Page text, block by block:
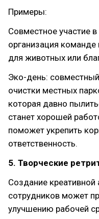
Примеры:
Совместное участие
организация
для животных или
Эко-день:
очистки местных
которая давно
станет хорошей
поможет укрепить
ответственность.
5. Творческие
Создание
сотрудников может
улучшению рабочей